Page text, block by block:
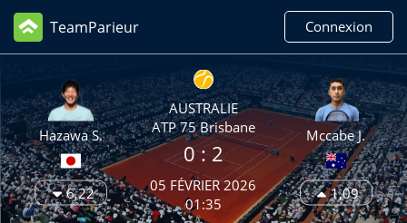
TeamParieur Connexion
Hazawa S.
6,22
AUSTRALIE
ATP 75 Brisbane
0 :2
05 FÉVRIER 2026
01:35
Mccabe J.
1,09